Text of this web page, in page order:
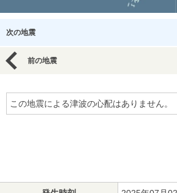
次の地震
前の地震
この地震による津波の心配はありません。